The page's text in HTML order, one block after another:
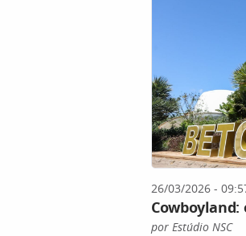
26/03/2026 -
Cowboyland:
por Estúdio NSC